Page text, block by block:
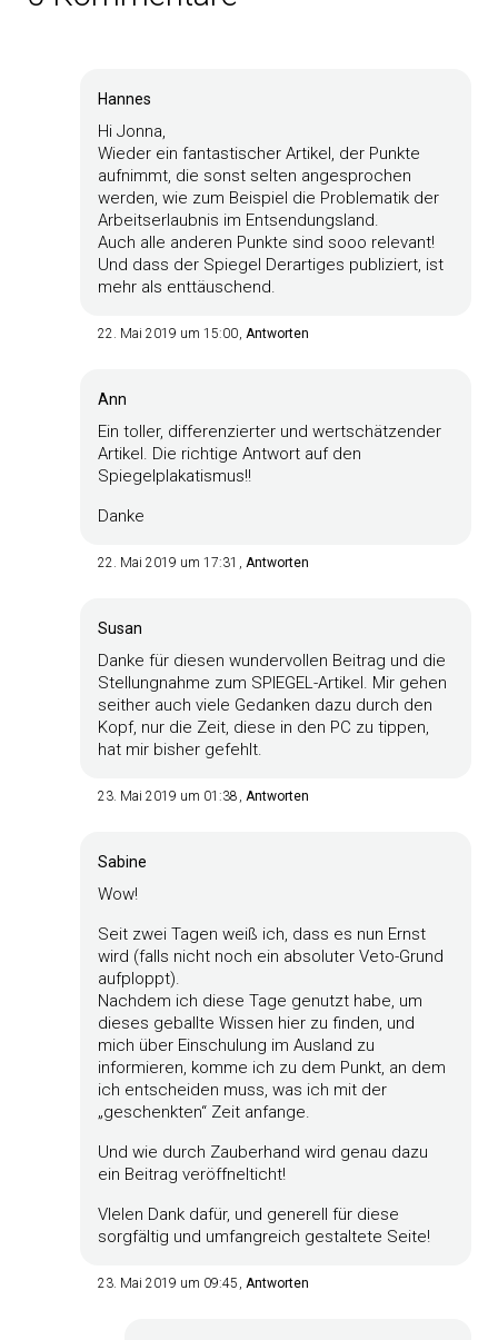
Hannes
Hi Jonna,
Wieder ein fantastischer Artikel, der Punkte
aufnimmt, die sonst selten angesprochen
werden, wie zum Beispiel die Problematik der
Arbeitserlaubnis im Entsendungsland.
Auch alle anderen Punkte sind sooo relevant!
Und dass der Spiegel Derartiges publiziert, ist
mehr als enttäuschend.
22. Mai 2019 um 15:00 Antworten
Ann
Ein toller, differenzierter und wertschätzender
Artikel. Die richtige Antwort auf den
Spiegelplakatismus!!
Danke
22. Mai 2019 um 17:31 Antworten
Susan
Danke für diesen wundervollen Beitrag und die
Stellungnahme zum SPIEGEL-Artikel. Mir gehen
seither auch viele Gedanken dazu durch den
Kopf, nur die Zeit, diese in den PC zu tippen,
hat mir bisher gefehlt.
23. Mai 2019 um 01:38 Antworten
Sabine
Wow!
Seit zwei Tagen weiß ich, dass es nun Ernst
wird (falls nicht noch ein absoluter Veto-Grund
aufploppt).
Nachdem ich diese Tage genutzt habe, um
dieses geballte Wissen hier zu finden, und
mich über Einschulung im Ausland zu
informieren, komme ich zu dem Punkt, an dem
ich entscheiden muss, was ich mit der
„geschenkten“ Zeit anfange.
Und wie durch Zauberhand wird genau dazu
ein Beitrag veröffnelticht!
VIelen Dank dafür, und generell für diese
sorgfältig und umfangreich gestaltete Seite!
23. Mai 2019 um 09:45 Antworten